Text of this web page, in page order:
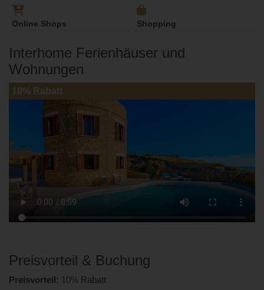
Online Shops Shopping
Interhome Ferienhäuser und
Wohnungen
10% Rabatt
Preisvorteil & Buchung
Preisvorteil: 10% Rabatt